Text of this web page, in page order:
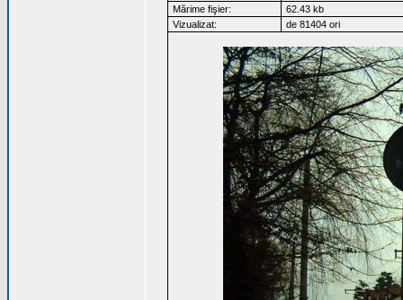
Mărime fişier:
62.43 kb
Vizualizat:
de 81404 ori